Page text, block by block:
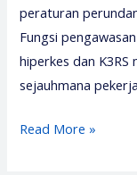
peraturan
Fungsi
hiperkes dan
sejauhmana
Pelatihan
Read More »